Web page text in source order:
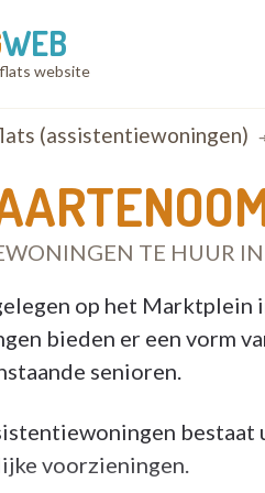
WEB
website
(assistentiewoningen)
TE HUUR
op het Marktplein
bieden er een vorm
senioren.
voorzieningen.